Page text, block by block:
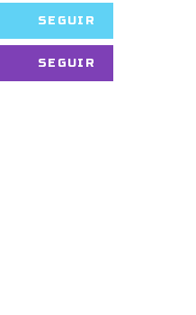
SEGUIR
SEGUIR